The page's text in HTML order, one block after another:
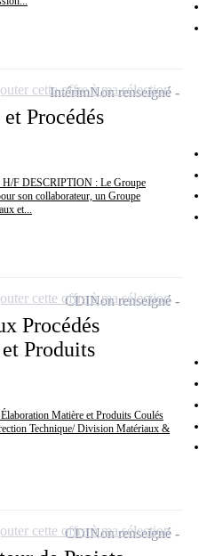
Procédés
H/F DESCRIPTION : Le Groupe
son collaborateur, un Groupe
et...
IntérimNon renseigné
cette offre à ma sélection
Procédés
Produits
Matière et Produits Coulés
Technique/ Division Matériaux &
CDINon renseigné
cette offre à ma sélection
CDINon renseigné
cette offre à ma sélection